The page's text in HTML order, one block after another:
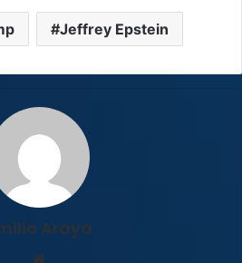
Jeffrey Epstein
Araya